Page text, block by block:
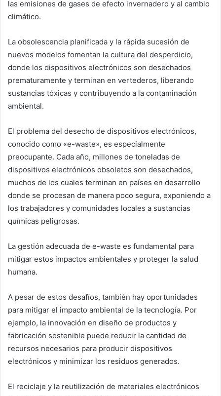
las emisiones de gases de efecto invernadero y al cambio
climático.
La obsolescencia planificada y la rápida sucesión de
nuevos modelos fomentan la cultura del desperdicio,
donde los dispositivos electrónicos son desechados
prematuramente y terminan en vertederos, liberando
sustancias tóxicas y contribuyendo a la contaminación
ambiental.
El problema del desecho de dispositivos electrónicos,
conocido como «e-waste», es especialmente
preocupante. Cada año, millones de toneladas de
dispositivos electrónicos obsoletos son desechados,
muchos de los cuales terminan en países en desarrollo
donde se procesan de manera poco segura, exponiendo a
los trabajadores y comunidades locales a sustancias
químicas peligrosas.
La gestión adecuada de e-waste es fundamental para
mitigar estos impactos ambientales y proteger la salud
humana.
A pesar de estos desafíos, también hay oportunidades
para mitigar el impacto ambiental de la tecnología. Por
ejemplo, la innovación en diseño de productos y
fabricación sostenible puede reducir la cantidad de
recursos necesarios para producir dispositivos
electrónicos y minimizar los residuos generados.
El reciclaje y la reutilización de materiales electrónicos